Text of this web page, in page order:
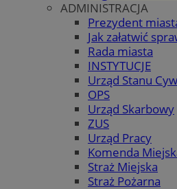
ADMINISTRACJA
Prezydent
Jak załatwić
Rada miasta
INSTYTUCJE
Urząd Stanu
OPS
Urząd Skarbowy
ZUS
Urząd Pracy
Komenda
Straż Miejska
Straż Pożarna